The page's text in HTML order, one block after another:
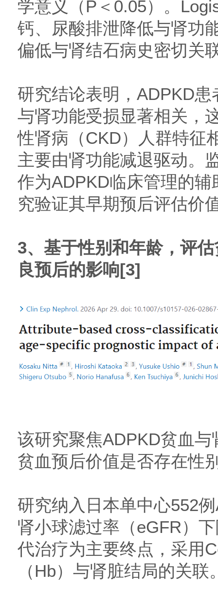
学意义（P＜0.05）。
钙、尿酸排泄降低与肾功
偏低与肾结石病史密切关
研究结论表明，ADPKD
与肾功能受损显著相关，
性肾病（CKD）人群特征
主要由肾功能减退驱动。
作为ADPKD临床管理的
究验证其早期预后评估价
3、基于性别和年龄，评
良预后的影响[3]
该研究聚焦ADPKD贫血
贫血预后价值是否存在性
研究纳入日本单中心552
肾小球滤过率（eGFR）
代治疗为主要终点，采用
（Hb）与肾脏结局的关联